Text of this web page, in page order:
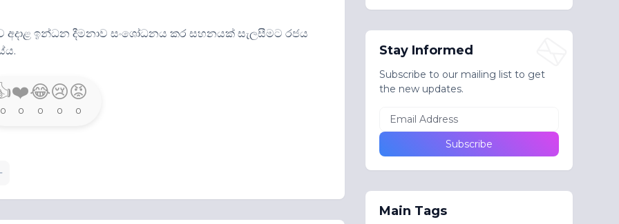
ඉන්ධන දීමනාව සංශෝධනය කර සහනයක් සැලසීමට රජය
0
❤️
0
😂
0
😢
0
😡
0
Stay Informed
Subscribe to our mailing list to get
the new updates.
Main Tags